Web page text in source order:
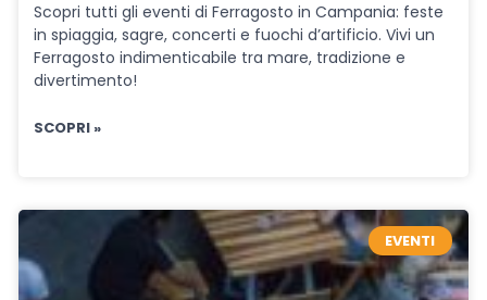
Scopri tutti gli eventi di Ferragosto in Campania: feste
in spiaggia, sagre, concerti e fuochi d’artificio. Vivi un
Ferragosto indimenticabile tra mare, tradizione e
divertimento!
SCOPRI »
EVENTI